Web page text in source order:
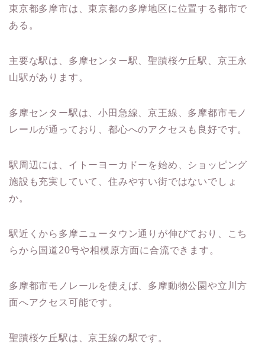
東京都多摩市は、東京都の多摩地区に位置する都市で
ある。
主要な駅は、多摩センター駅、聖蹟桜ケ丘駅、京王永
山駅があります。
多摩センター駅は、小田急線、京王線、多摩都市モノ
レールが通っており、都心へのアクセスも良好です。
駅周辺には、イトーヨーカドーを始め、ショッピング
施設も充実していて、住みやすい街ではないでしょ
か。
駅近くから多摩ニュータウン通りが伸びており、こち
らから国道20号や相模原方面に合流できます。
多摩都市モノレールを使えば、多摩動物公園や立川方
面へアクセス可能です。
聖蹟桜ケ丘駅は、京王線の駅です。